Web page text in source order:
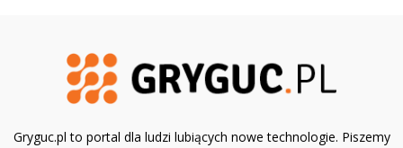
Gryguc.pl to portal dla ludzi lubiących nowe technologie. Piszemy